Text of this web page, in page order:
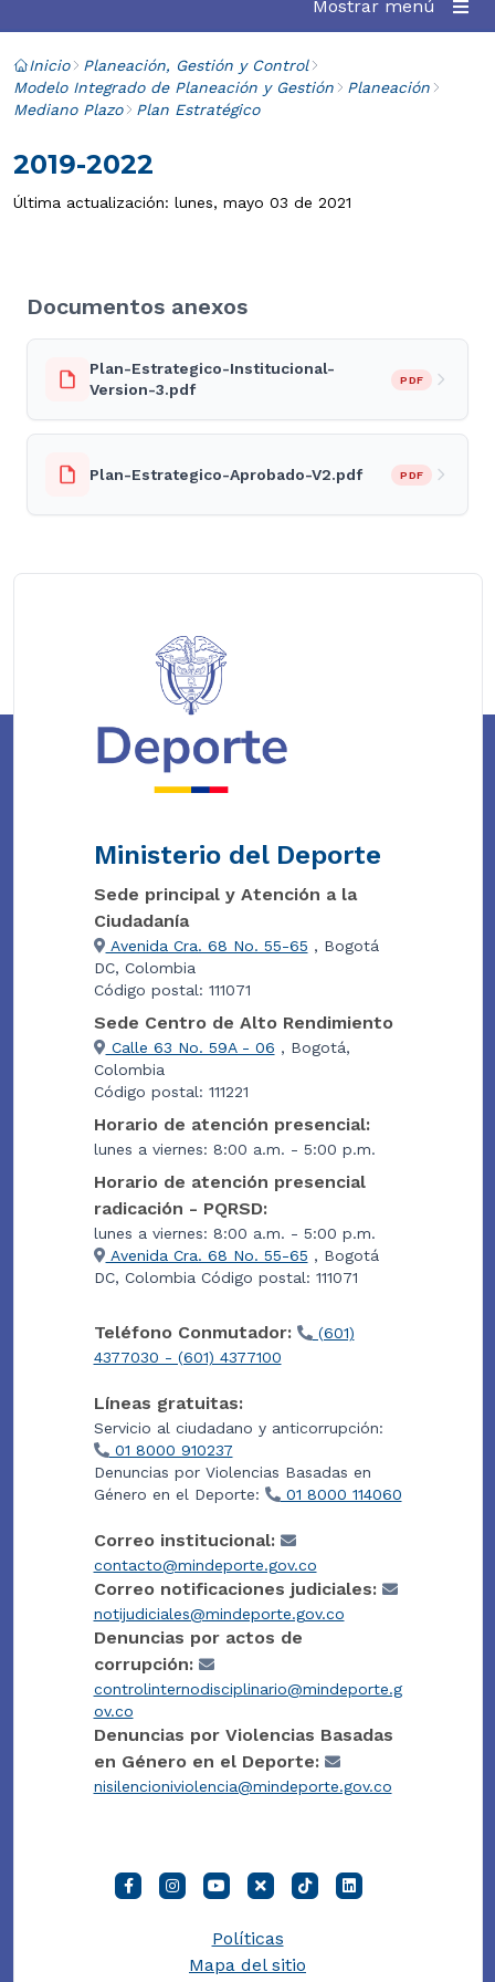
Mostrar menú
Inicio
Planeación, Gestión y Control
Modelo Integrado de Planeación y Gestión
Planeación
Mediano Plazo
Plan Estratégico
2019-2022
Última actualización: lunes, mayo 03 de 2021
Documentos anexos
Plan-Estrategico-Institucional-
Version-3.pdf
PDF
Plan-Estrategico-Aprobado-V2.pdf PDF
Ministerio del Deporte
Sede principal y Atención a la
Ciudadanía
Avenida Cra. 68 No. 55-65 , Bogotá
DC, Colombia
Código postal: 111071
Sede Centro de Alto Rendimiento
Calle 63 No. 59A - 06 , Bogotá,
Colombia
Código postal: 111221
Horario de atención presencial:
lunes a viernes: 8:00 a.m. - 5:00 p.m.
Horario de atención presencial
radicación - PQRSD:
lunes a viernes: 8:00 a.m. - 5:00 p.m.
Avenida Cra. 68 No. 55-65 , Bogotá
DC, Colombia Código postal: 111071
Teléfono Conmutador:
(601)
4377030 - (601) 4377100
Líneas gratuitas:
Servicio al ciudadano y anticorrupción:
01 8000 910237
Denuncias por Violencias Basadas en
Género en el Deporte:
01 8000 114060
Correo institucional:
contacto@mindeporte.gov.co
Correo notificaciones judiciales:
notijudiciales@mindeporte.gov.co
Denuncias por actos de
corrupción:
controlinternodisciplinario@mindeporte.g
ov.co
Denuncias por Violencias Basadas
en Género en el Deporte:
nisilencioniviolencia@mindeporte.gov.co
Políticas
Mapa del sitio